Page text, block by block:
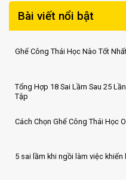
Bài viết nổi bật
Ghế Công Thái Học Nào Tốt
Tổng Hợp 18 Sai Lầm Sau 25
Tập
Cách Chọn Ghế Công Thái Học
5 sai lầm khi ngồi làm việc khiến